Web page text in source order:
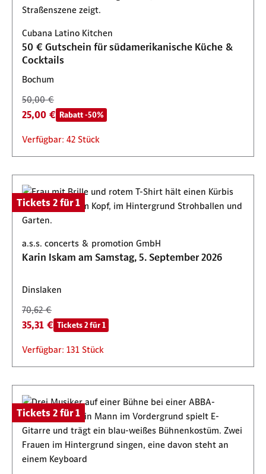
Cubana Latino Kitchen
50 € Gutschein für südamerikanische Küche &
Cocktails
Bochum
50,00 €
25,00 € Rabatt -50%
Verfügbar: 42 Stück
Tickets 2 für 1
a.s.s. concerts & promotion GmbH
Karin Iskam am Samstag, 5. September 2026
Dinslaken
70,62 €
35,31 € Tickets 2 für 1
Verfügbar: 131 Stück
Tickets 2 für 1